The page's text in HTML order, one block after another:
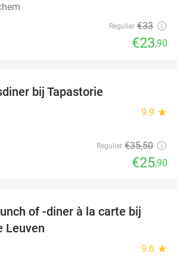
Regulier €33
€23,90
bij Tapastorie
9.9 star
Regulier €35,50
€25,90
32%
of -diner à la carte bij
Leuven
9.6 star